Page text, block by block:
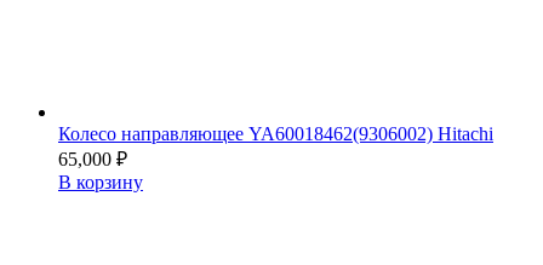
Колесо направляющее YA60018462(9306002) Hitachi
65,000 ₽
В корзину